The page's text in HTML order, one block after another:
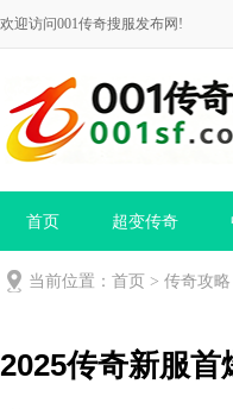
欢迎访问001传奇搜服发布网!
首页 超变传奇
当前位置： 首页 > 传奇攻略
2025传奇新服